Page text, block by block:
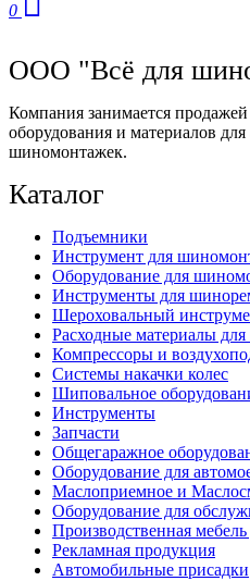
0
ООО "Всё для
Компания занимается
оборудования и материалов для
шиномонтажек.
Каталог
Подъемники
Инструмент для
Оборудование для
Инструменты для
Шероховальный
Расходные материалы
Компрессоры и
Системы накачки колес
Шиповальное
Инструменты
Запчасти
Общегаражное
Оборудование для
Маслоприемное и
Оборудование для
Производственная мебель
Рекламная продукция
Автомобильные присадки